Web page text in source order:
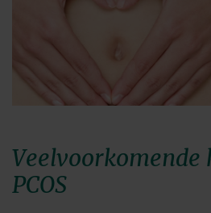
Veelvoorkomende
PCOS